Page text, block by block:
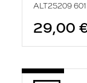
ALT25209
29,00